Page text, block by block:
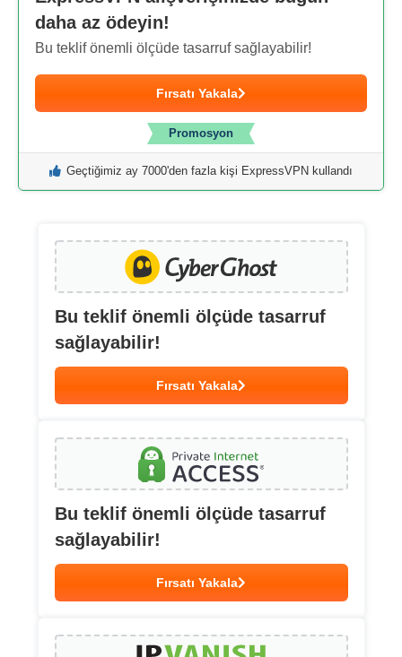
daha az ödeyin!
Bu teklif önemli ölçüde tasarruf sağlayabilir!
Fırsatı Yakala
Promosyon
Geçtiğimiz ay 7000'den fazla kişi ExpressVPN kullandı
Bu teklif önemli ölçüde tasarruf
sağlayabilir!
Fırsatı Yakala
Bu teklif önemli ölçüde tasarruf
sağlayabilir!
Fırsatı Yakala